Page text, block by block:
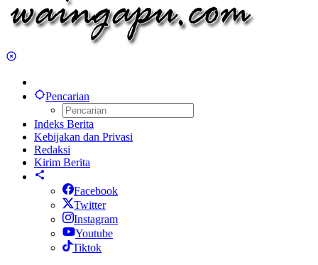
Pencarian
Indeks Berita
Kebijakan dan Privasi
Redaksi
Kirim Berita
Facebook
Twitter
Instagram
Youtube
Tiktok